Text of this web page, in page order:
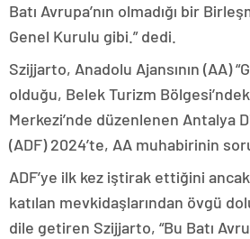
Batı Avrupa’nın olmadığı bir
Genel Kurulu gibi.” dedi.
Szijjarto, Anadolu Ajansının (AA)
olduğu, Belek Turizm
Merkezi’nde düzenlenen Antalya
(ADF) 2024’te, AA muhabirinin
ADF’ye ilk kez iştirak ettiğini
katılan mevkidaşlarından övgü
dile getiren Szijjarto, “Bu Batı